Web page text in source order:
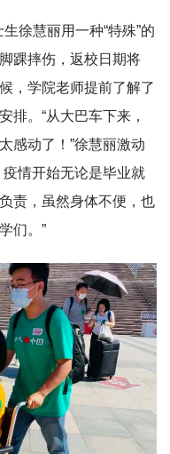
徐慧丽用一种“特殊”的
踝摔伤，返校日期将
，学院老师提前了解了
排。“从大巴车下来，
感动了！”徐慧丽激动
情开始无论是毕业就
责，虽然身体不便，也
们。”